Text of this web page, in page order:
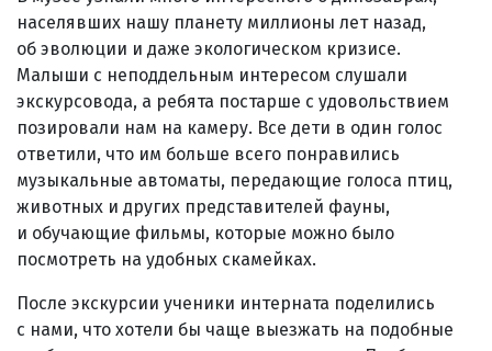
населявших нашу планету миллионы лет назад,
об эволюции и даже экологическом кризисе.
Малыши с неподдельным интересом слушали
экскурсовода, а ребята постарше с удовольствием
позировали нам на камеру. Все дети в один голос
ответили, что им больше всего понравились
музыкальные автоматы, передающие голоса птиц,
животных и других представителей фауны,
и обучающие фильмы, которые можно было
посмотреть на удобных скамейках.
После экскурсии ученики интерната поделились
с нами, что хотели бы чаще выезжать на подобные